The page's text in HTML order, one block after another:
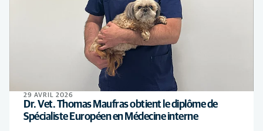
29 AVRIL 2026
Dr. Vet. Thomas Maufras obtient le diplôme de
Spécialiste Européen en Médecine interne